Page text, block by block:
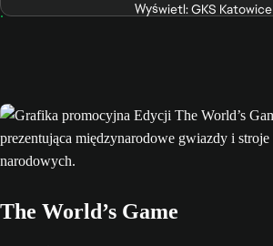
Wyświetl: GKS Katowice
The World’s Game